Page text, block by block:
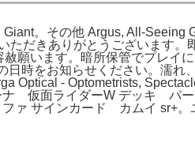
。その他 Argus, All-
ただきありがとうございます
願います。暗所保管でプレイ
時をお知らせください。濡
Optical - Optometrists,
ナ 仮面ライダーW デッキ
サインカード カムイ sr+。